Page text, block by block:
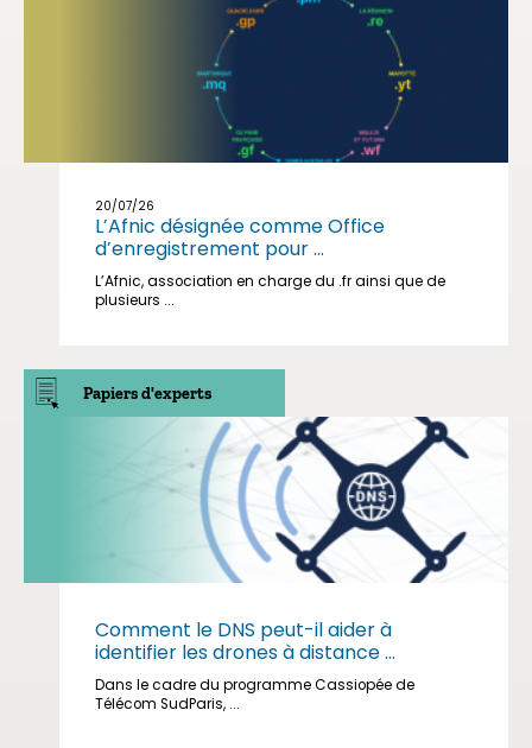
20/07/26
L’Afnic désignée comme Office
d’enregistrement pour ...
L’Afnic, association en charge du .fr ainsi que de
plusieurs ...
Papiers d'experts
Comment le DNS peut-il aider à
identifier les drones à distance ...
Dans le cadre du programme Cassiopée de
Télécom SudParis, ...